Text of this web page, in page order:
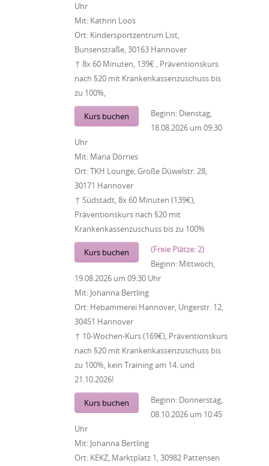
Uhr
Mit: Kathrin Loos
Ort: Kindersportzentrum List,
Bunsenstraße, 30163 Hannover
↑ 8x 60 Minuten, 139€ , Präventionskurs
nach §20 mit Krankenkassenzuschuss bis
zu 100%,
Kurs buchen Beginn: Dienstag,
18.08.2026 um 09:30
Uhr
Mit: Maria Dörries
Ort:TKH Lounge, Große Düwelstr. 28,
30171 Hannover
↑ Südstadt, 8x 60 Minuten (139€),
Präventionskurs nach §20 mit
Krankenkassenzuschuss bis zu 100%
Kurs buchen
(Freie Plätze: 2)
Beginn: Mittwoch,
19.08.2026 um 09:30 Uhr
Mit: Johanna Bertling
Ort: Hebammerei Hannover, Ungerstr. 12,
30451 Hannover
↑ 10-Wochen-Kurs (169€), Präventionskurs
nach §20 mit Krankenkassenzuschuss bis
zu 100%, kein Training am 14. und
21.10.2026!
Kurs buchen Beginn: Donnerstag,
08.10.2026 um 10:45
Uhr
Mit: Johanna Bertling
Ort: KEKZ, Marktplatz 1, 30982 Pattensen